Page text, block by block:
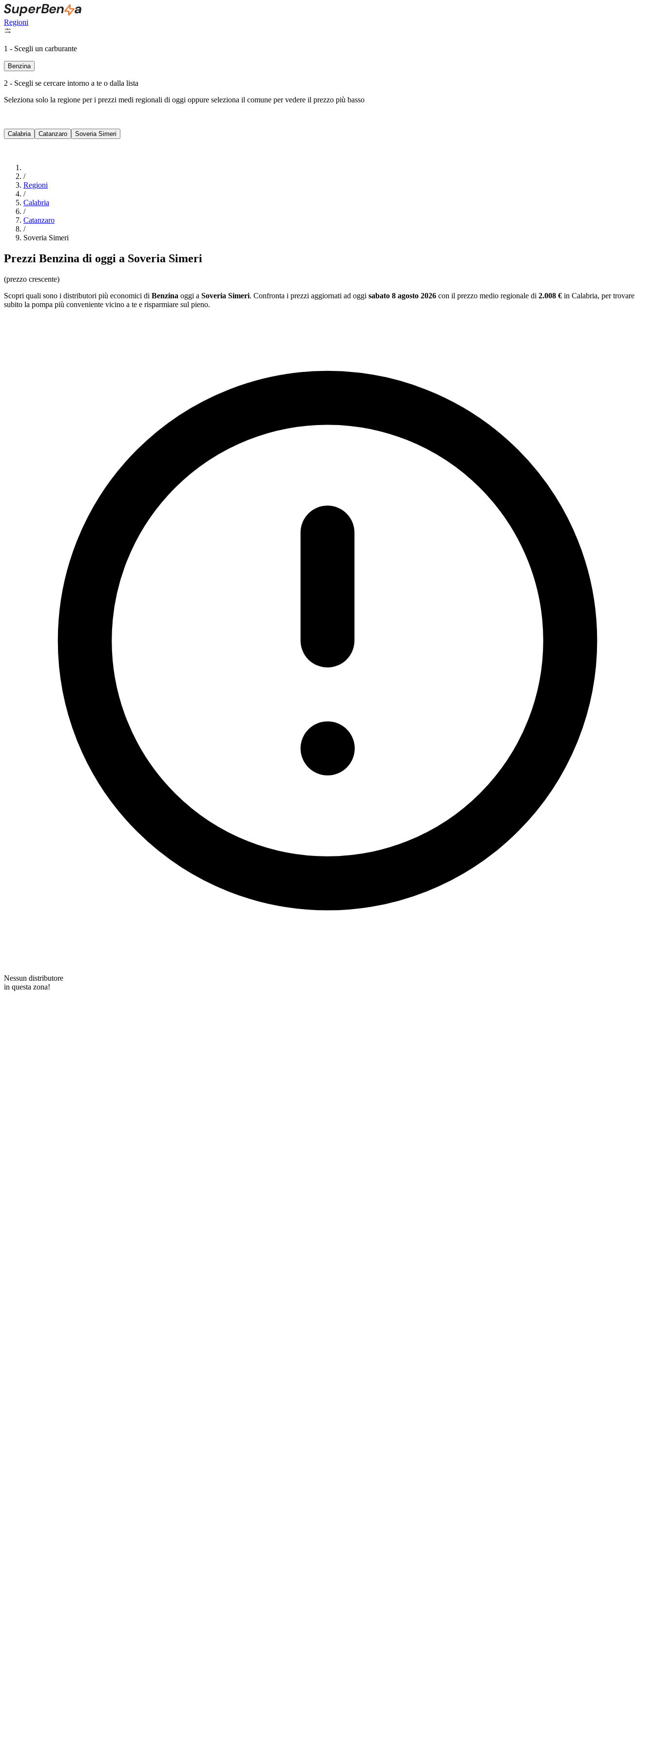
Regioni
1 - Scegli un carburante
Benzina
2 - Scegli se cercare intorno a te o dalla lista
Seleziona solo la regione per i prezzi medi regionali di oggi oppure seleziona il comune per vedere il prezzo più basso
Calabria Catanzaro Soveria Simeri
/
Regioni
/
Calabria
/
Catanzaro
/
Soveria Simeri
Prezzi Benzina di oggi a Soveria Simeri
(prezzo crescente)
Scopri quali sono i distributori più economici di Benzina oggi a Soveria Simeri. Confronta i prezzi aggiornati ad oggi sabato 8 agosto 2026 con il prezzo medio regionale di 2.008 € in Calabria, per trovare
subito la pompa più conveniente vicino a te e risparmiare sul pieno.
Nessun distributore
in questa zona!